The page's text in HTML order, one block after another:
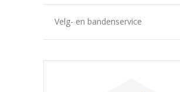
Velg- en bandenservice